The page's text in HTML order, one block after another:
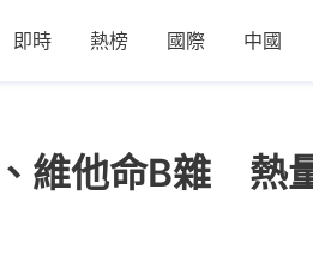
即時 熱榜 國際 中國
維他命B雜 熱